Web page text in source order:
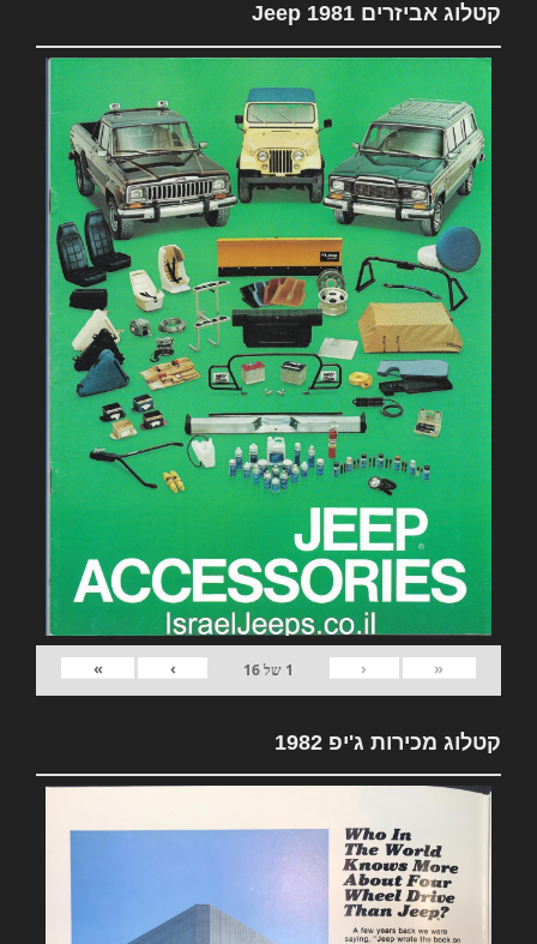
קטלוג אביזרים 1981 Jeep
«
‹
1 של16
›
»
קטלוג מכירות ג'יפ 1982